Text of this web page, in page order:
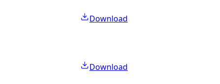
Download
Download